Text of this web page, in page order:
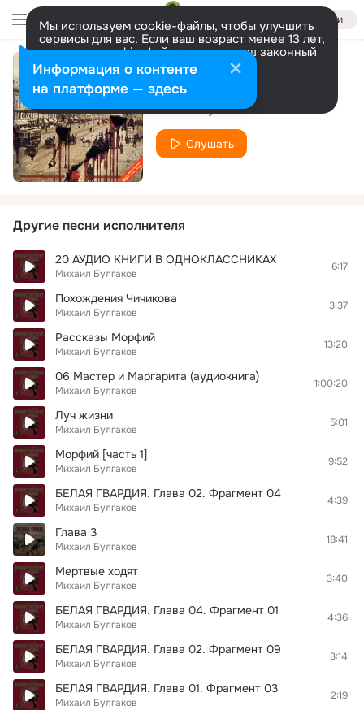
Войти
Мы используем cookie-файлы, чтобы улучшить
сервисы для вас. Если ваш возраст менее 13 лет,
настроить cookie-файлы должен ваш законный
представитель. Больше информации
Разрешить все Настроить
026
Михаил Булгаков
Слушать
Другие песни исполнителя
20 АУДИО КНИГИ В ОДНОКЛАССНИКАХ
Михаил Булгаков
6:17
Похождения Чичикова
Михаил Булгаков
3:37
Рассказы Морфий
Михаил Булгаков
13:20
06 Мастер и Маргарита (аудиокнига)
Михаил Булгаков
1:00:20
Луч жизни
Михаил Булгаков
5:01
Морфий [часть 1]
Михаил Булгаков
9:52
БЕЛАЯ ГВАРДИЯ. Глава 02. Фрагмент 04
Михаил Булгаков
4:39
Глава 3
Михаил Булгаков
18:41
Мертвые ходят
Михаил Булгаков
3:40
БЕЛАЯ ГВАРДИЯ. Глава 04. Фрагмент 01
Михаил Булгаков
4:36
БЕЛАЯ ГВАРДИЯ. Глава 02. Фрагмент 09
Михаил Булгаков
3:14
БЕЛАЯ ГВАРДИЯ. Глава 01. Фрагмент 03
Михаил Булгаков
2:19
Информация о контенте
на платформе — здесь